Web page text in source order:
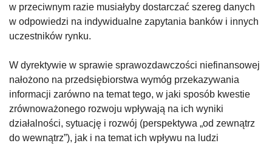
w przeciwnym razie musiałyby dostarczać szereg danych
w odpowiedzi na indywidualne zapytania banków i innych
uczestników rynku.
W dyrektywie w sprawie sprawozdawczości niefinansowej
nałożono na przedsiębiorstwa wymóg przekazywania
informacji zarówno na temat tego, w jaki sposób kwestie
zrównoważonego rozwoju wpływają na ich wyniki
działalności, sytuację i rozwój (perspektywa „od zewnątrz
do wewnątrz”), jak i na temat ich wpływu na ludzi